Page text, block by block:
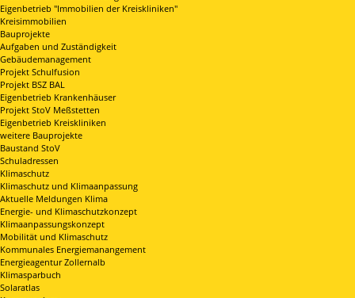
Eigenbetrieb "Immobilien der Kreiskliniken"
Kreisimmobilien
Bauprojekte
Aufgaben und Zuständigkeit
Gebäudemanagement
Projekt Schulfusion
Projekt BSZ BAL
Eigenbetrieb Krankenhäuser
Projekt StoV Meßstetten
Eigenbetrieb Kreiskliniken
weitere Bauprojekte
Baustand StoV
Schuladressen
Klimaschutz
Klimaschutz und Klimaanpassung
Aktuelle Meldungen Klima
Energie- und Klimaschutzkonzept
Klimaanpassungskonzept
Mobilität und Klimaschutz
Kommunales Energiemanangement
Energieagentur Zollernalb
Klimasparbuch
Solaratlas